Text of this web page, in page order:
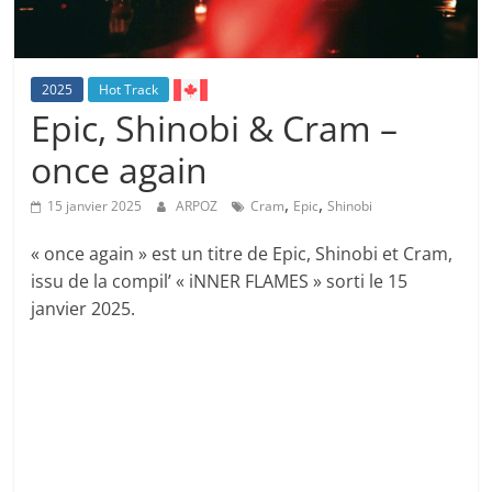
2025 Hot Track
Epic, Shinobi & Cram –
once again
15 janvier 2025 ARPOZ Cram, Epic,Shinobi
« once again » est un titre de Epic, Shinobi et Cram,
issu de la compil’ « iNNER FLAMES » sorti le 15
janvier 2025.